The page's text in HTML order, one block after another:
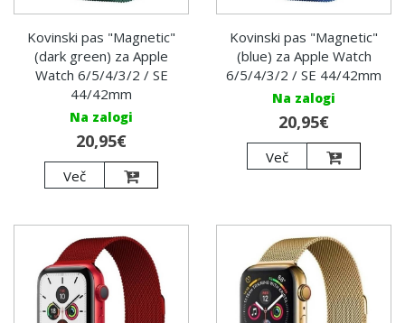
Kovinski pas "Magnetic"
(dark green) za Apple
Watch 6/5/4/3/2 / SE
44/42mm
Na zalogi
20,95€
Več
Kovinski pas "Magnetic"
(blue) za Apple Watch
6/5/4/3/2 / SE 44/42mm
Na zalogi
20,95€
Več